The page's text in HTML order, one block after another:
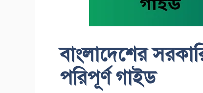
বাংলাদেশের
পরিপূর্ণ গাইড